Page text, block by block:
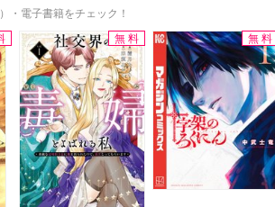
・電子書籍をチェック！
無料 無料